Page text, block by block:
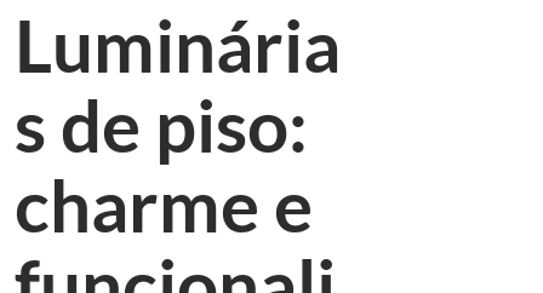
Luminária
s de piso:
charme e